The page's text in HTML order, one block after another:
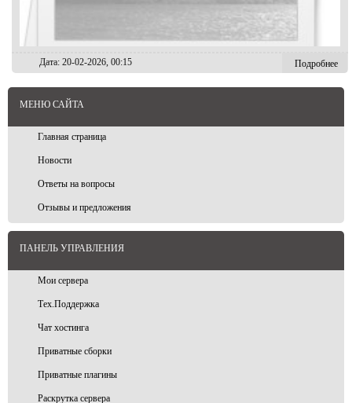
Скоро будет что-то новое! Возвращение хостинга с новыми силами и
Дата: 20-02-2026, 00:15 Подробнее
МЕНЮ САЙТА
Главная страница
Новости
Ответы на вопросы
Отзывы и предложения
ПАНЕЛЬ УПРАВЛЕНИЯ
Мои сервера
Тех.Поддержка
Чат хостинга
Приватные сборки
Приватные плагины
Раскрутка сервера